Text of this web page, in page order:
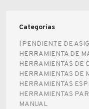
Marcas
Catálogos
Fabricantes
Categorias
[PENDIENTE DE
HERRAMIENTA DE
HERRAMIENTAS DE
HERRAMIENTAS DE
HERRAMIENTAS
HERRAMIENTAS
MANUAL